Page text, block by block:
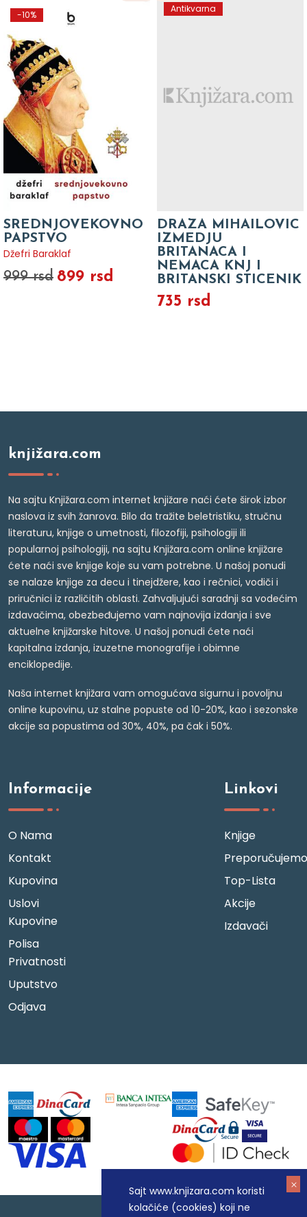
Sajt www.knjizara.com koristi
kolačiće (cookies) koji ne
-10%
SREDNJOVEKOVNO
PAPSTVO
Džefri Baraklaf
999 rsd 899 rsd
Antikvarna
DRAZA MIHAILOVIC
IZMEDJU
BRITANACA I
NEMACA KNJ I
BRITANSKI STICENIK
735 rsd
knjižara.com
Na sajtu Knjižara.com internet knjižare naći ćete širok izbor
naslova iz svih žanrova. Bilo da tražite beletristiku, stručnu
literaturu, knjige o umetnosti, filozofiji, psihologiji ili
popularnoj psihologiji, na sajtu Knjižara.com online knjižare
ćete naći sve knjige koje su vam potrebne. U našoj ponudi
se nalaze knjige za decu i tinejdžere, kao i rečnici, vodiči i
priručnici iz različitih oblasti. Zahvaljujući saradnji sa vodećim
izdavačima, obezbeđujemo vam najnovija izdanja i sve
aktuelne knjižarske hitove. U našoj ponudi ćete naći
kapitalna izdanja, izuzetne monografije i obimne
enciklopedije.
Naša internet knjižara vam omogućava sigurnu i povoljnu
online kupovinu, uz stalne popuste od 10-20%, kao i sezonske
akcije sa popustima od 30%, 40%, pa čak i 50%.
Informacije
O Nama
Kontakt
Kupovina
Uslovi
Kupovine
Polisa
Privatnosti
Uputstvo
Odjava
Linkovi
Knjige
Preporučujemo
Top-Lista
Akcije
Izdavači